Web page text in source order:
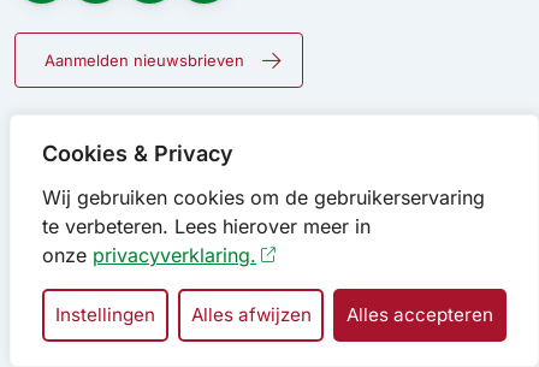
Cookies & Privacy
Wij gebruiken cookies om de gebruikerservaring
te verbeteren. Lees hierover meer in
onze privacyverklaring.
Instellingen Alles afwijzen Alles accepteren
Aanmelden nieuwsbrieven